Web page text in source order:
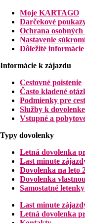
Vzdialenosť
pláže: 100 m /
letisko: 74 km
centrá: 2 km
nákupné
Popis izby
individuálne
TV so
kúpeľňa/WC
telefón
set na
detská
Ostatné typy izieb
Suita:spálňa
Mezonet:
vstupná hala s
hlavná
Moje KARTAGO
Darčekové
Ochrana
Nastavenie
Dôležité informácie
Informácie k zájazdu
Cestovné poistenie
Často kladené
Podmienky pre
Služby k dovolenke
Vstupné a
Typy dovolenky
Letná dovolenka
Last minute
Dovolenka na leto
Dovolenka
Samostatné letenky
Last minute
Letná dovolenka